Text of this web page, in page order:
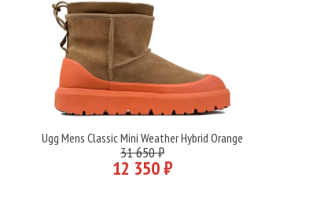
Подробнее
Ugg Mens Classic Mini Weather Hybrid Orange
31 650 ₽
12 350 ₽